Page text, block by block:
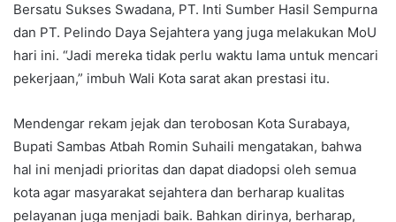
Bersatu Sukses Swadana, PT. Inti Sumber Hasil Sempurna
dan PT. Pelindo Daya Sejahtera yang juga melakukan MoU
hari ini. “Jadi mereka tidak perlu waktu lama untuk mencari
pekerjaan,” imbuh Wali Kota sarat akan prestasi itu.
Mendengar rekam jejak dan terobosan Kota Surabaya,
Bupati Sambas Atbah Romin Suhaili mengatakan, bahwa
hal ini menjadi prioritas dan dapat diadopsi oleh semua
kota agar masyarakat sejahtera dan berharap kualitas
pelayanan juga menjadi baik. Bahkan dirinya, berharap,